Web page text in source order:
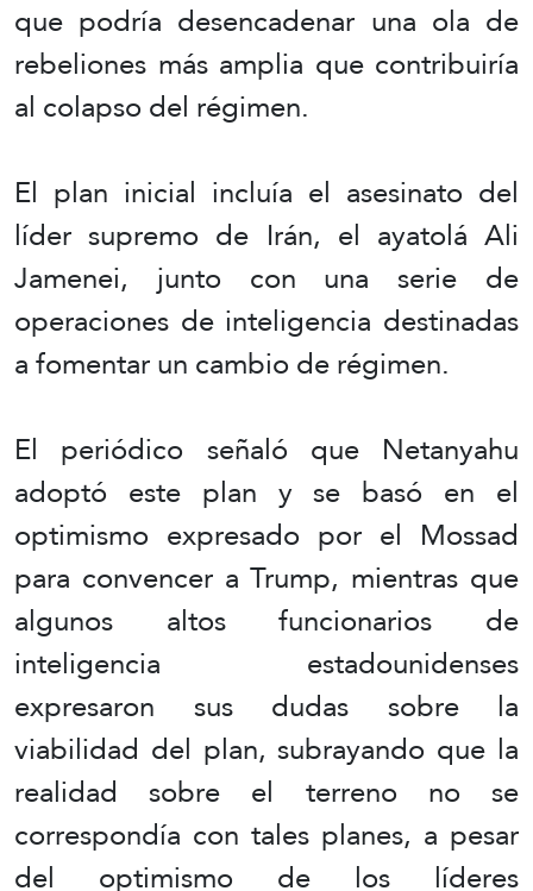
que podría desencadenar una ola de
rebeliones más amplia que contribuiría
al colapso del régimen.
El plan inicial incluía el asesinato del
líder supremo de Irán, el ayatolá Ali
Jamenei, junto con una serie de
operaciones de inteligencia destinadas
a fomentar un cambio de régimen.
El periódico señaló que Netanyahu
adoptó este plan y se basó en el
optimismo expresado por el Mossad
para convencer a Trump, mientras que
algunos altos funcionarios de
inteligencia estadounidenses
expresaron sus dudas sobre la
viabilidad del plan, subrayando que la
realidad sobre el terreno no se
correspondía con tales planes, a pesar
del optimismo de los líderes